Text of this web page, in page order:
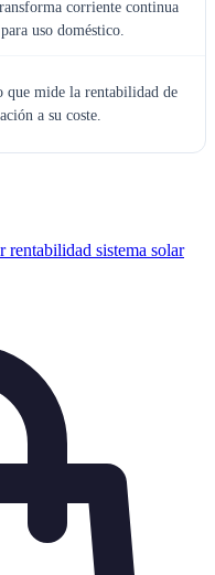
corriente continua
uso doméstico.
que mide la rentabilidad de
a su coste.
rentabilidad sistema solar